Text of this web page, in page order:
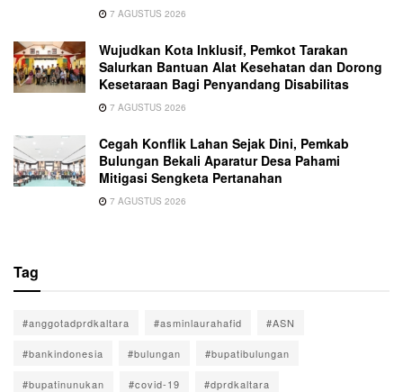
7 AGUSTUS 2026
Wujudkan Kota Inklusif, Pemkot Tarakan
Salurkan Bantuan Alat Kesehatan dan Dorong
Kesetaraan Bagi Penyandang Disabilitas
7 AGUSTUS 2026
Cegah Konflik Lahan Sejak Dini, Pemkab
Bulungan Bekali Aparatur Desa Pahami
Mitigasi Sengketa Pertanahan
7 AGUSTUS 2026
Tag
#anggotadprdkaltara #asminlaurahafid #ASN
#bankindonesia #bulungan #bupatibulungan
#bupatinunukan #covid-19 #dprdkaltara